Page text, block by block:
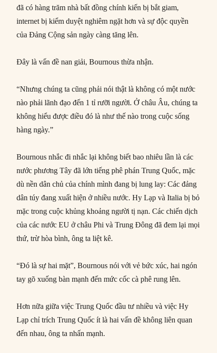
đã có hàng trăm nhà bất đồng chính kiến bị bắt giam,
internet bị kiểm duyệt nghiêm ngặt hơn và sự độc quyền
của Đảng Cộng sản ngày càng tăng lên.
Đây là vấn đề nan giải, Bournous thừa nhận.
“Nhưng chúng ta cũng phải nói thật là không có một nước
nào phải lãnh đạo đến 1 tỉ rưỡi người. Ở châu Âu, chúng ta
không hiểu được điều đó là như thế nào trong cuộc sống
hàng ngày.”
Bournous nhắc đi nhắc lại không biết bao nhiêu lần là các
nước phương Tây đã lớn tiếng phê phán Trung Quốc, mặc
dù nền dân chủ của chính mình đang bị lung lay: Các đảng
dân túy đang xuất hiện ở nhiều nước. Hy Lạp và Italia bị bỏ
mặc trong cuộc khủng khoảng người tị nạn. Các chiến dịch
của các nước EU ở châu Phi và Trung Đông đã đem lại mọi
thứ, trừ hòa bình, ông ta liệt kê.
“Đó là sự hai mặt”, Bournous nói với vẻ bức xúc, hai ngón
tay gõ xuống bàn mạnh đến mức cốc cà phê rung lên.
Hơn nữa giữa việc Trung Quốc đầu tư nhiều và việc Hy
Lạp chỉ trích Trung Quốc ít là hai vấn đề không liên quan
đến nhau, ông ta nhấn mạnh.